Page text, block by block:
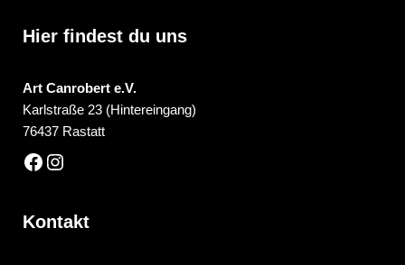
Hier findest du uns
Art Canrobert e.V.
Karlstraße 23 (Hintereingang)
76437 Rastatt
Kontakt